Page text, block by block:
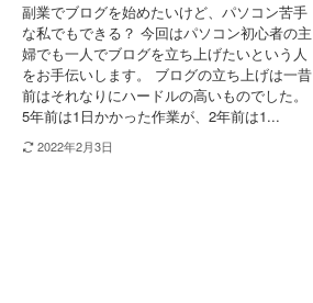
副業でブログを始めたいけど、パソコン苦手
な私でもできる？ 今回はパソコン初心者の主
婦でも一人でブログを立ち上げたいという人
をお手伝いします。 ブログの立ち上げは一昔
前はそれなりにハードルの高いものでした。
5年前は1日かかった作業が、2年前は1...
2022年2月3日